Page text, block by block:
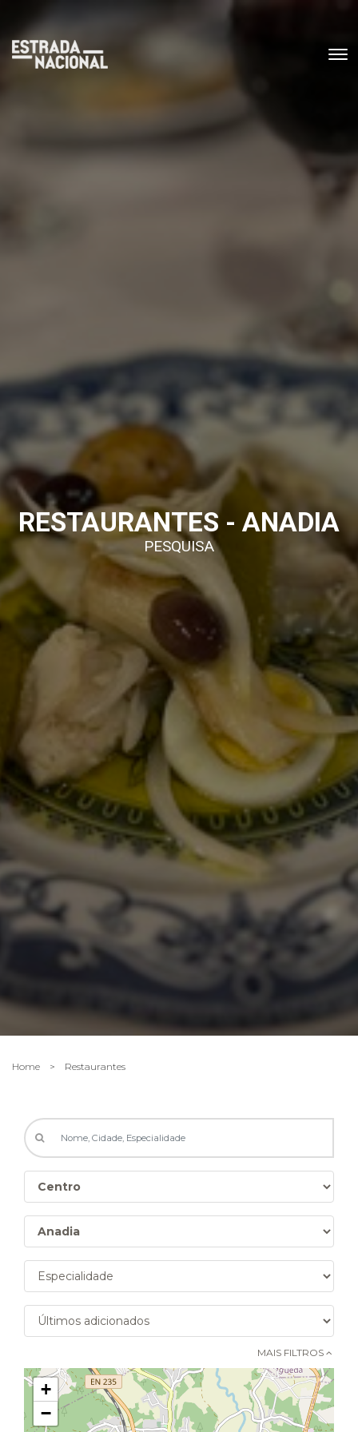
RESTAURANTES - ANADIA
PESQUISA
Home > Restaurantes
MAIS FILTROS 
+
−